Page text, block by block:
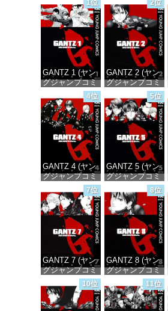
1位
GANTZ 1 (ヤン
グジャンプコミ
ックスDIGITAL)
価格：¥100
2位
GANTZ 2 (ヤン
グジャンプコミ
ックスDIGITAL)
価格：¥100
4位
GANTZ 4 (ヤン
グジャンプコミ
ックスDIGITAL)
価格：¥100
5位
GANTZ 5 (ヤン
グジャンプコミ
ックスDIGITAL)
価格：¥100
7位
GANTZ 7 (ヤン
グジャンプコミ
ックスDIGITAL)
価格：¥100
8位
GANTZ 8 (ヤン
グジャンプコミ
ックスDIGITAL)
価格：¥100
10位 11位